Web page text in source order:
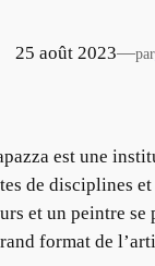
25 août 2023—par
est une
de disciplines
et un peintre
format de